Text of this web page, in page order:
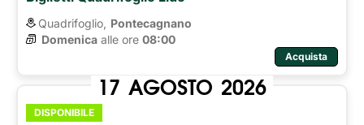
Quadrifoglio, Pontecagnano
Domenica alle ore 08:00
Acquista
17 AGOSTO 2026
DISPONIBILE